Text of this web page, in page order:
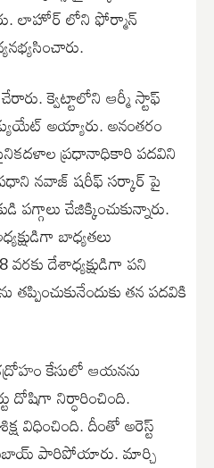
లాహోర్ లోని ఫోర్మాన్
క్వెట్టాలోని ఆర్మీ స్టాఫ్
అయ్యారు. అనంతరం
ప్రధానాధికారి పదవిని
నవాజ్ షరీఫ్ సర్కార్ పై
చేజిక్కించుకున్నారు.
బాధ్యతలు
వరకు దేశాధ్యక్షుడిగా పని
తన పదవికి
కేసులో ఆయనను
దోషిగా నిర్ధారించింది.
విధించింది. దీంతో అరెస్ట్
పారిపోయారు. మార్చి